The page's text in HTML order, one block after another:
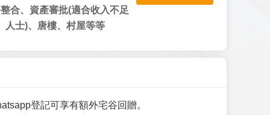
合、資產審批(適合收入不足
人士)、唐樓、村屋等等
登記可享有額外宅谷回贈。